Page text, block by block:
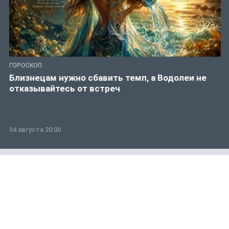
ГОРОСКОП
Близнецам нужно сбавить темп, а Водолеи не
отказывайтесь от встреч
04 августа 20:00